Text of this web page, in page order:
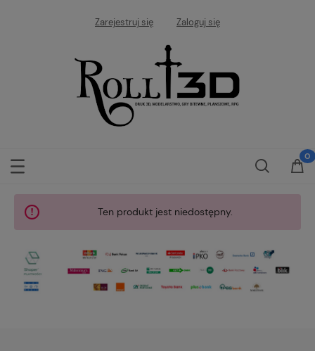
Zarejestruj się Zaloguj się
Ten produkt jest niedostępny.